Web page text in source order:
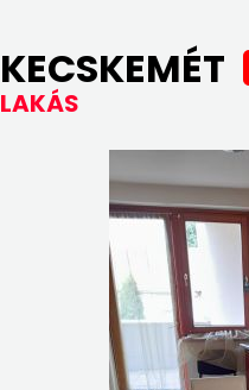
KECSKEMÉT
LAKÁS